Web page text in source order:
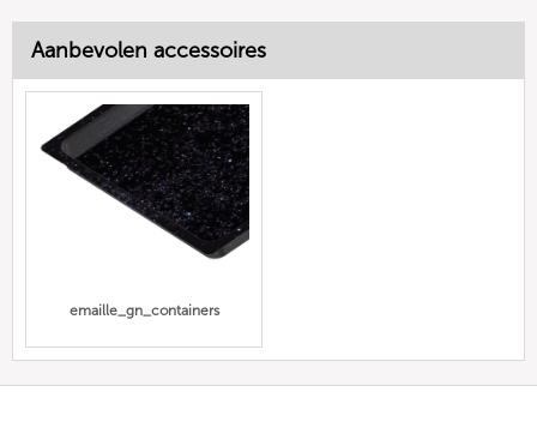
Aanbevolen accessoires
emaille_gn_containers